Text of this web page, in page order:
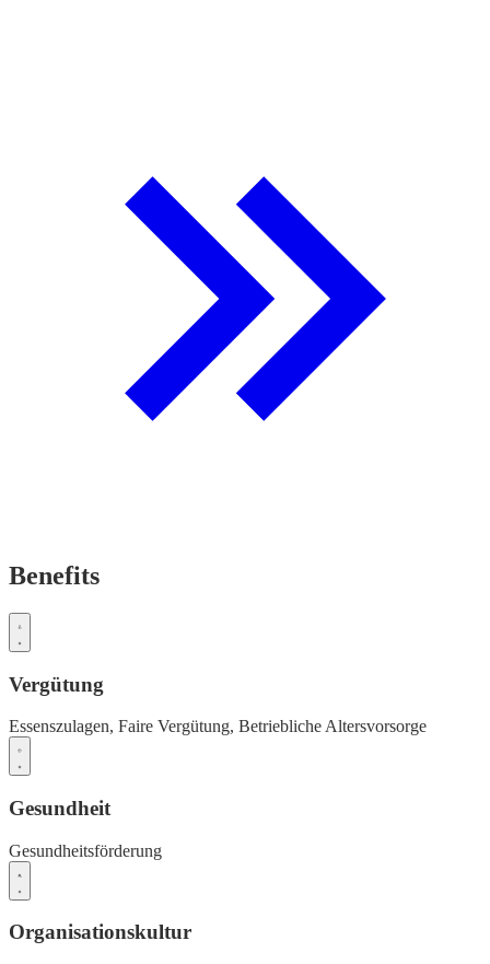
Benefits
Vergütung
Essenszulagen, Faire Vergütung, Betriebliche Altersvorsorge
Gesundheit
Gesundheitsförderung
Organisationskultur